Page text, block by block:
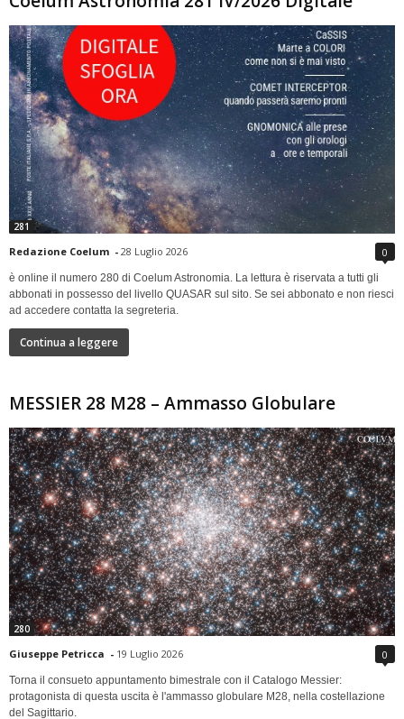
281
Redazione Coelum - 28 Luglio 2026 0
è online il numero 280 di Coelum Astronomia. La lettura è riservata a tutti gli
abbonati in possesso del livello QUASAR sul sito. Se sei abbonato e non riesci
ad accedere contatta la segreteria.
Continua a leggere
MESSIER 28 M28 – Ammasso Globulare
280
Giuseppe Petricca - 19 Luglio 2026 0
Torna il consueto appuntamento bimestrale con il Catalogo Messier:
protagonista di questa uscita è l'ammasso globulare M28, nella costellazione
del Sagittario.